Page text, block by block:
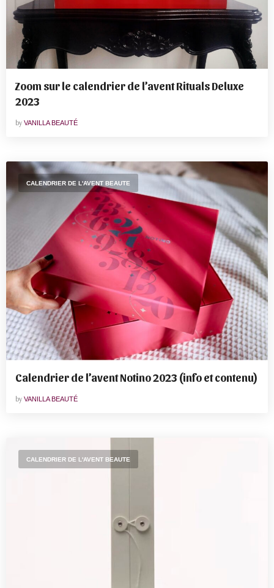
Zoom sur le calendrier de l’avent Rituals Deluxe
2023
by VANILLA BEAUTÉ
CALENDRIER DE L'AVENT BEAUTE
Calendrier de l’avent Notino 2023 (info et contenu)
by VANILLA BEAUTÉ
CALENDRIER DE L'AVENT BEAUTE